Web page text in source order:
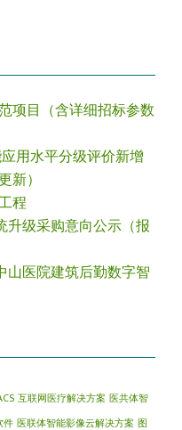
项目（含详细招标参数
⽤⽔平分级评价新增
新）
程
升级采购意向公示（报
山医院建筑后勤数字智
互联网医疗解决方案 医共体智
件 医联体智能影像云解决方案 图